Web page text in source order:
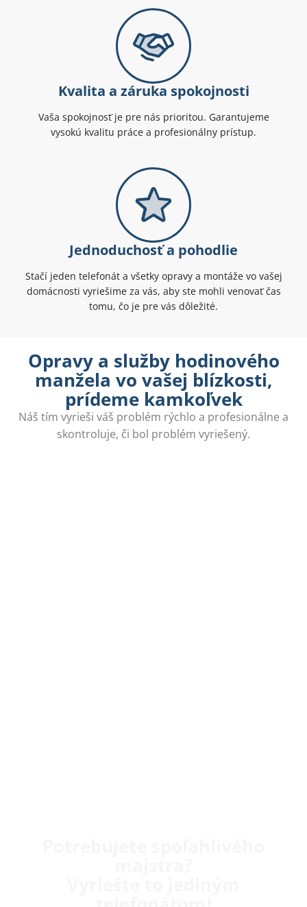
Kvalita a záruka spokojnosti
Vaša spokojnosť je pre nás prioritou. Garantujeme
vysokú kvalitu práce a profesionálny prístup.
Jednoduchosť a pohodlie
Stačí jeden telefonát a všetky opravy a montáže vo vašej
domácnosti vyriešime za vás, aby ste mohli venovať čas
tomu, čo je pre vás dôležité.
Opravy a služby hodinového
manžela vo vašej blízkosti,
prídeme kamkoľvek
Náš tím vyrieši váš problém rýchlo a profesionálne a
skontroluje, či bol problém vyriešený.